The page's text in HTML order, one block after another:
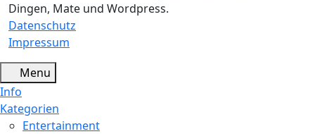
Dingen, Mate und Wordpress.
Datenschutz
Impressum
Menu
Info
Kategorien
Entertainment